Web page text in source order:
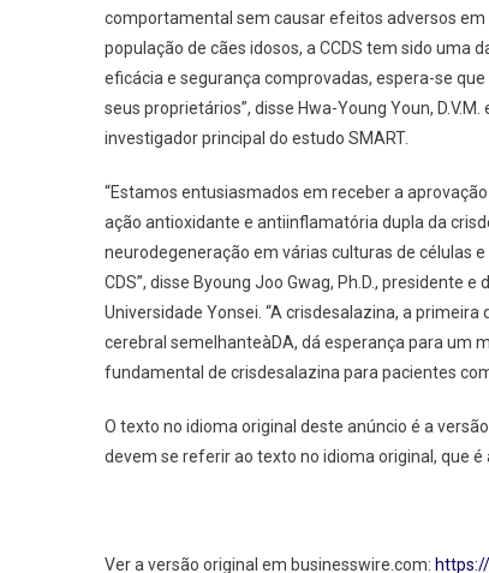
comportamental sem causar efeitos adversos em
população de cães idosos, a CCDS tem sido uma
eficácia e segurança comprovadas, espera-se
seus proprietários”, disse Hwa-Young Youn,
investigador principal do estudo SMART.
“Estamos entusiasmados em receber a
ação antioxidante e antiinflamatória dupla da
neurodegeneração em várias culturas de células
CDS”, disse Byoung Joo Gwag, Ph.D., presidente
Universidade Yonsei. “A crisdesalazina, a
cerebral semelhanteàDA, dá esperança para um
fundamental de crisdesalazina para pacientes
O texto no idioma original deste anúncio é a
devem se referir ao texto no idioma original, que
Ver a versão original em businesswire.com: